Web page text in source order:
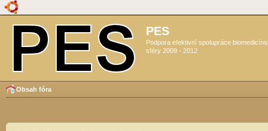
PES
Podpora efektivní spolupráce
sféry 2009 - 2012
Obsah fóra